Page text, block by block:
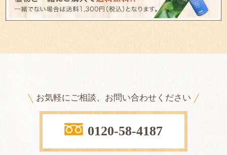
お気軽にご相談、お問い合わせください
0120-58-4187